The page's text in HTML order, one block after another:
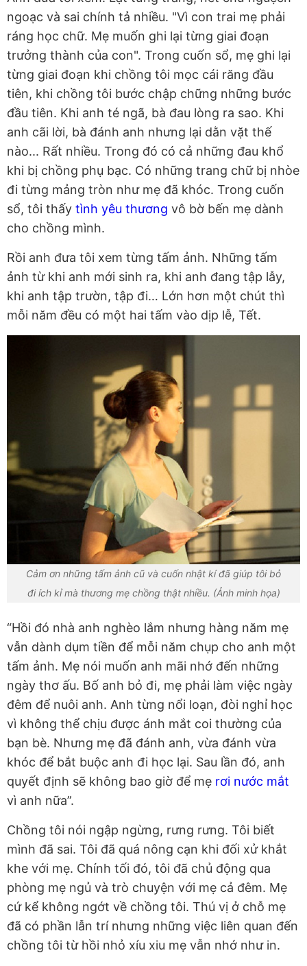
ngoạc và sai chính tả nhiều. "Vì con trai mẹ phải
ráng học chữ. Mẹ muốn ghi lại từng giai đoạn
trưởng thành của con". Trong cuốn sổ, mẹ ghi lại
từng giai đoạn khi chồng tôi mọc cái răng đầu
tiên, khi chồng tôi bước chập chững những bước
đầu tiên. Khi anh té ngã, bà đau lòng ra sao. Khi
anh cãi lời, bà đánh anh nhưng lại dằn vặt thế
nào... Rất nhiều. Trong đó có cả những đau khổ
khi bị chồng phụ bạc. Có những trang chữ bị nhòe
đi từng mảng tròn như mẹ đã khóc. Trong cuốn
sổ, tôi thấy tình yêu thương vô bờ bến mẹ dành
cho chồng mình.
Rồi anh đưa tôi xem từng tấm ảnh. Những tấm
ảnh từ khi anh mới sinh ra, khi anh đang tập lẫy,
khi anh tập trườn, tập đi… Lớn hơn một chút thì
mỗi năm đều có một hai tấm vào dịp lễ, Tết.
Cảm ơn những tấm ảnh cũ và cuốn nhật kí đã giúp tôi bỏ
đi ích kỉ mà thương mẹ chồng thật nhiều. (Ảnh minh họa)
“Hồi đó nhà anh nghèo lắm nhưng hàng năm mẹ
vẫn dành dụm tiền để mỗi năm chụp cho anh một
tấm ảnh. Mẹ nói muốn anh mãi nhớ đến những
ngày thơ ấu. Bố anh bỏ đi, mẹ phải làm việc ngày
đêm để nuôi anh. Anh từng nổi loạn, đòi nghỉ học
vì không thể chịu được ánh mắt coi thường của
bạn bè. Nhưng mẹ đã đánh anh, vừa đánh vừa
khóc để bắt buộc anh đi học lại. Sau lần đó, anh
quyết định sẽ không bao giờ để mẹ rơi nước mắt
vì anh nữa”.
Chồng tôi nói ngập ngừng, rưng rưng. Tôi biết
mình đã sai. Tôi đã quá nông cạn khi đối xử khắt
khe với mẹ. Chính tối đó, tôi đã chủ động qua
phòng mẹ ngủ và trò chuyện với mẹ cả đêm. Mẹ
cứ kể không ngớt về chồng tôi. Thú vị ở chỗ mẹ
đã có phần lẫn trí nhưng những việc liên quan đến
chồng tôi từ hồi nhỏ xíu xiu mẹ vẫn nhớ như in.